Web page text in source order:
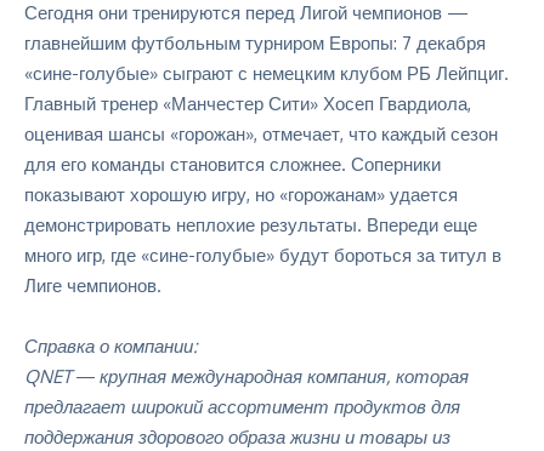
Сегодня они тренируются перед Лигой чемпионов —
главнейшим футбольным турниром Европы: 7 декабря
«сине-голубые» сыграют с немецким клубом РБ Лейпциг.
Главный тренер «Манчестер Сити» Хосеп Гвардиола,
оценивая шансы «горожан», отмечает, что каждый сезон
для его команды становится сложнее. Соперники
показывают хорошую игру, но «горожанам» удается
демонстрировать неплохие результаты. Впереди еще
много игр, где «сине-голубые» будут бороться за титул в
Лиге чемпионов.
Справка о компании:
QNET ― крупная международная компания, которая
предлагает широкий ассортимент продуктов для
поддержания здорового образа жизни и товары из